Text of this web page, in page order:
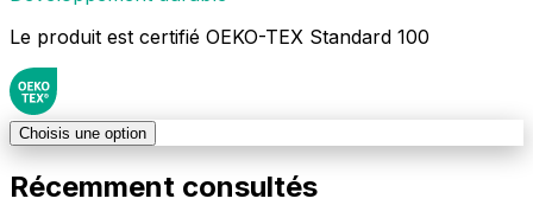
Le produit est certifié OEKO-TEX Standard 100
Choisis une option
Récemment consultés